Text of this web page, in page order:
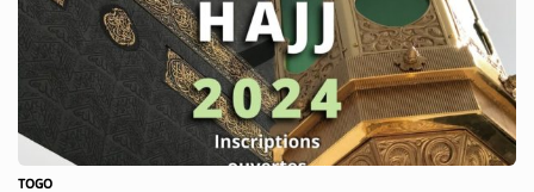
TOGO